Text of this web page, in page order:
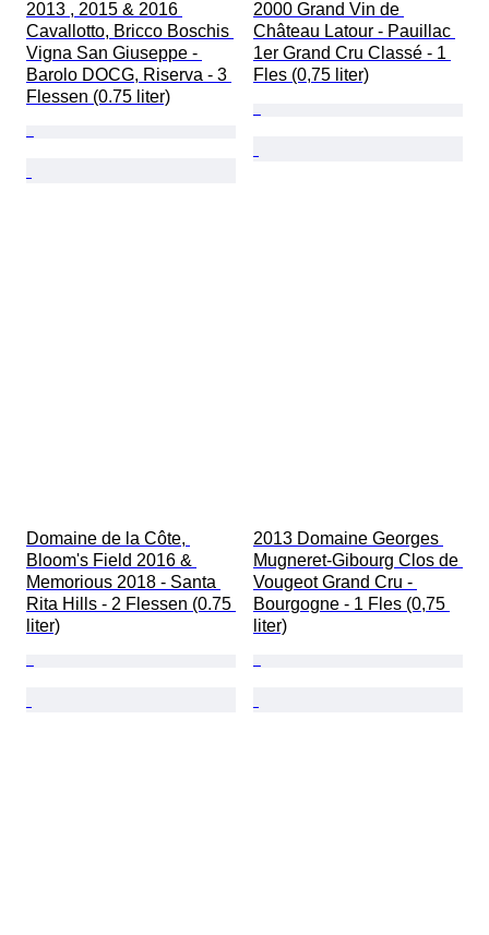
2013 , 2015 & 2016
Cavallotto, Bricco Boschis
Vigna San Giuseppe -
Barolo DOCG, Riserva - 3
Flessen (0.75 liter)
2000 Grand Vin de
Château Latour - Pauillac
1er Grand Cru Classé - 1
Fles (0,75 liter)
Domaine de la Côte,
Bloom's Field 2016 &
Memorious 2018 - Santa
Rita Hills - 2 Flessen (0.75
liter)
2013 Domaine Georges
Mugneret-Gibourg Clos de
Vougeot Grand Cru -
Bourgogne - 1 Fles (0,75
liter)